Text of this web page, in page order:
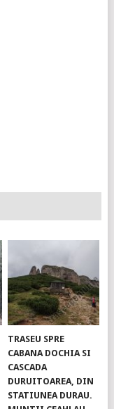
TRASEU SPRE
CABANA DOCHIA SI
CASCADA
DURUITOAREA, DIN
STATIUNEA DURAU.